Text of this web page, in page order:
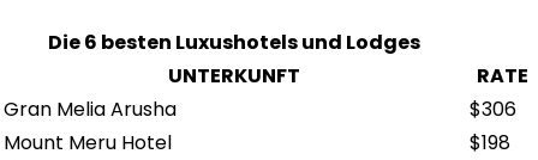
Die 6 besten Luxushotels und Lodges
UNTERKUNFT
RATE
Gran Melia Arusha
$306
Mount Meru Hotel
$198